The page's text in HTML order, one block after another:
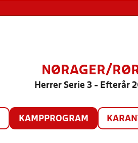
NØRAGER/
Herrer Serie 3 - Efterår
KAMPPROGRAM